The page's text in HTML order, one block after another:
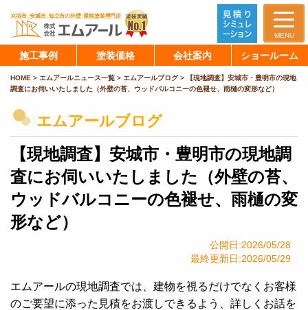
MENU
施工事例 塗装価格 会社案内 ショールーム
HOME > エムアールニュース一覧 > エムアールブログ>
【現地調査】安城市・豊明市の現地
調査にお伺いいたしました（外壁の苔、ウッドバルコニーの色褪せ、雨樋の変形など）
エムアールブログ
【現地調査】安城市・豊明市の現地調
査にお伺いいたしました（外壁の苔、
ウッドバルコニーの色褪せ、雨樋の変
形など）
公開日:2026/05/28
最終更新日:2026/05/29
エムアールの現地調査では、建物を視るだけでなくお客様
のご要望に添った見積をお渡しできるよう、詳しくお話を